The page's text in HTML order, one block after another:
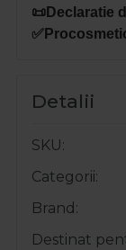
📜Declaratie
Detalii
SKU
Categorii
Brand
Destinat